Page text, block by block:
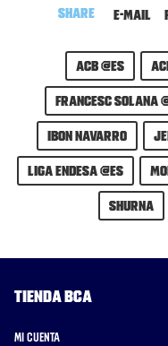
Share E-mail
ACB @es
Francesc Solana
Ibon Navarro
Liga Endesa @es
shurna
Tienda BCA
Mi cuenta